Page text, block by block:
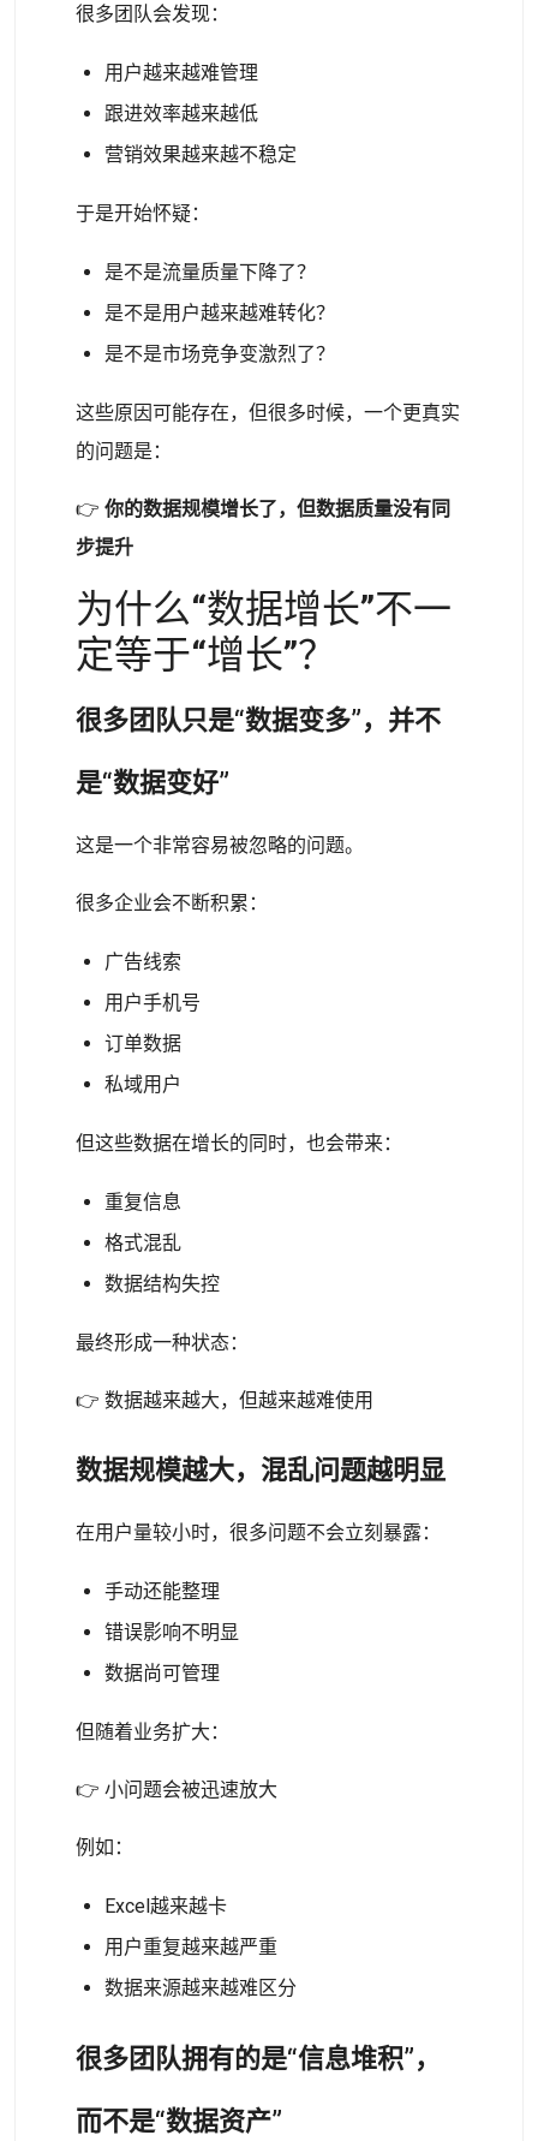
很多团队会发现：
用户越来越难管理
跟进效率越来越低
营销效果越来越不稳定
于是开始怀疑：
是不是流量质量下降了？
是不是用户越来越难转化？
是不是市场竞争变激烈了？
这些原因可能存在，但很多时候，一个更真实
的问题是：
👉 你的数据规模增长了，但数据质量没有同
步提升
为什么“数据增长”不一
定等于“增长”？
很多团队只是“数据变多”，并不
是“数据变好”
这是一个非常容易被忽略的问题。
很多企业会不断积累：
广告线索
用户手机号
订单数据
私域用户
但这些数据在增长的同时，也会带来：
重复信息
格式混乱
数据结构失控
最终形成一种状态：
👉 数据越来越大，但越来越难使用
数据规模越大，混乱问题越明显
在用户量较小时，很多问题不会立刻暴露：
手动还能整理
错误影响不明显
数据尚可管理
但随着业务扩大：
👉 小问题会被迅速放大
例如：
Excel越来越卡
用户重复越来越严重
数据来源越来越难区分
很多团队拥有的是“信息堆积”，
而不是“数据资产”